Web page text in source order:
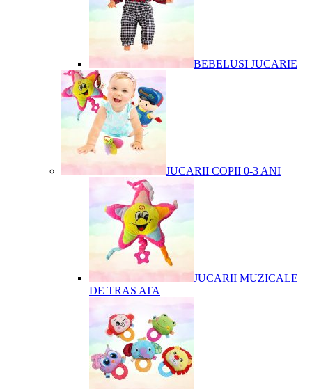
BEBELUSI JUCARIE
JUCARII COPII 0-3 ANI
JUCARII MUZICALE
DE TRAS ATA